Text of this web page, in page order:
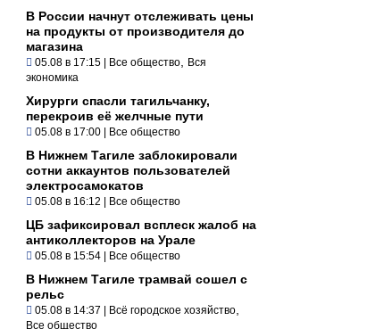
В России начнут отслеживать цены
на продукты от производителя до
магазина
05.08 в 17:15 | Все общество
Вся
экономика
Хирурги спасли тагильчанку,
перекроив её желчные пути
05.08 в 17:00 | Все общество
В Нижнем Тагиле заблокировали
сотни аккаунтов пользователей
электросамокатов
05.08 в 16:12 | Все общество
ЦБ зафиксировал всплеск жалоб на
антиколлекторов на Урале
05.08 в 15:54 | Все общество
В Нижнем Тагиле трамвай сошел с
рельс
05.08 в 14:37 | Всё городское хозяйство
Все общество